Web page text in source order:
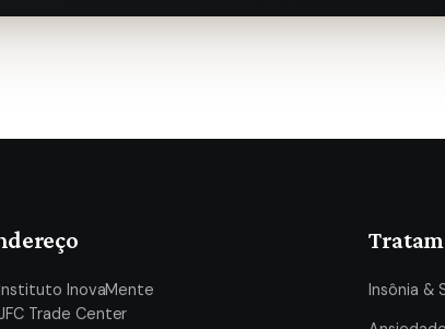
Instituto InovaMente
Trade Center
Insônia &